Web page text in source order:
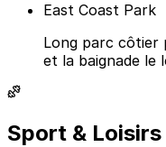
East Coast Park
Long parc côtier
et la baignade le
Sport & Loisirs